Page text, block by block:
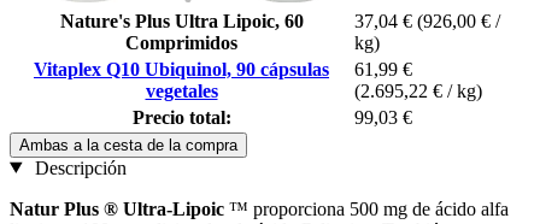
Nature's Plus Ultra Lipoic, 60
Comprimidos
37,04 € (926,00 € /
kg)
Vitaplex Q10 Ubiquinol, 90 cápsulas
vegetales
61,99 €
(2.695,22 € / kg)
Precio total:
99,03 €
Ambas a la cesta de la compra
Descripción
Natur Plus ® Ultra-Lipoic ™ proporciona 500 mg de ácido alfa